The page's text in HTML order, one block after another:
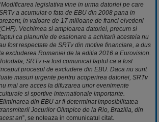
Modificarea legislativa vine in urma datoriei pe care
a acumulat-o fata de EBU din 2008 pana in
in valoare de 17 milioane de franci elvetieni
Vechimea si amploarea datoriei, precum si
ca planurile de esalonare a achitarii acesteia nu
fost respectate de SRTv din motive financiare, a dus
excluderea Romaniei de la editia 2016 a Eurovision.
Totodata, SRTv i-a fost comunicat faptul ca a fost
procesul de excludere din EBU. Daca nu sunt
masuri urgente pentru acoperirea datoriei, SRTv
mai are acces la difuzarea unor evenimente
si sportive internationale importante.
din EBU ar fi determinat imposibilitatea
Jocurilor Olimpice de la Rio, Brazilia, din
an”, se noteaza in comunicatul citat.